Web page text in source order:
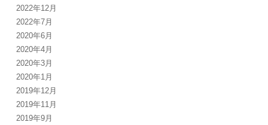
2022年12月
2022年7月
2020年6月
2020年4月
2020年3月
2020年1月
2019年12月
2019年11月
2019年9月